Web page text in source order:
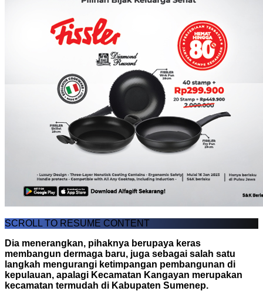
SCROLL TO RESUME CONTENT
Dia menerangkan, pihaknya berupaya keras
membangun dermaga baru, juga sebagai salah satu
langkah mengurangi ketimpangan pembangunan di
kepulauan, apalagi Kecamatan Kangayan merupakan
kecamatan termudah di Kabupaten Sumenep.